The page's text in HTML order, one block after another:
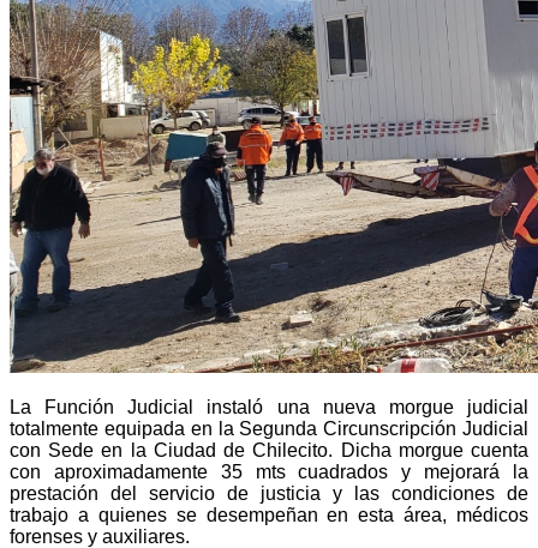
La Función Judicial instaló una nueva morgue judicial
totalmente equipada en la Segunda Circunscripción Judicial
con Sede en la Ciudad de Chilecito. Dicha morgue cuenta
con aproximadamente 35 mts cuadrados y mejorará la
prestación del servicio de justicia y las condiciones de
trabajo a quienes se desempeñan en esta área, médicos
forenses y auxiliares.